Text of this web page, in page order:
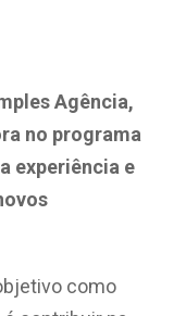
Agência,
no programa
experiência e
como